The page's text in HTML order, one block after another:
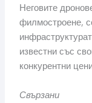
Неговите
филмостроене,
известни със
конкурентни
Свързани